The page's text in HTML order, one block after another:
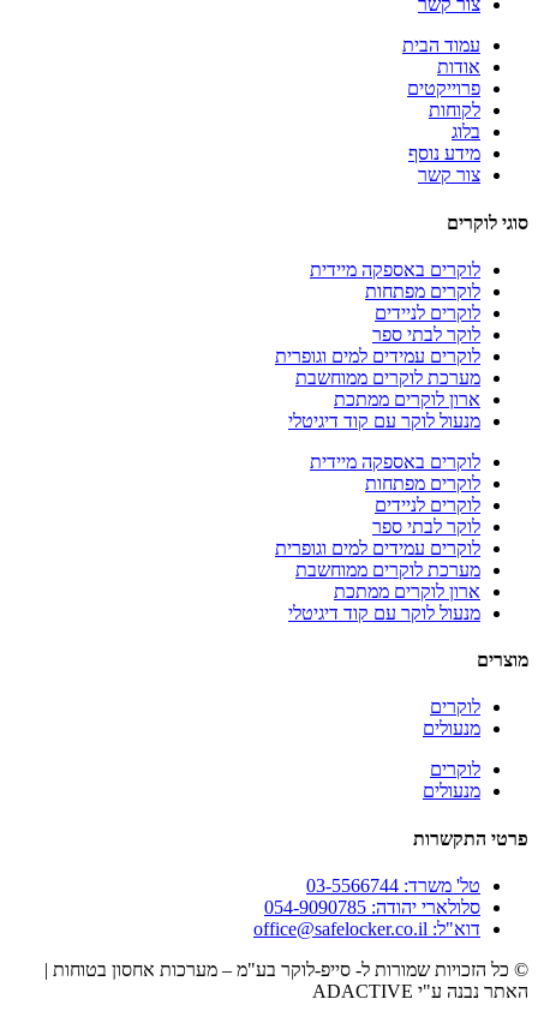
צור קשר
עמוד הבית
אודות
פרוייקטים
לקוחות
בלוג
מידע נוסף
צור קשר
סוגי לוקרים
לוקרים באספקה מיידית
לוקרים מפתחות
לוקרים לניידים
לוקר לבתי ספר
לוקרים עמידים למים וגופרית
מערכת לוקרים ממוחשבת
ארון לוקרים ממתכת
מנעול לוקר עם קוד דיגיטלי
לוקרים באספקה מיידית
לוקרים מפתחות
לוקרים לניידים
לוקר לבתי ספר
לוקרים עמידים למים וגופרית
מערכת לוקרים ממוחשבת
ארון לוקרים ממתכת
מנעול לוקר עם קוד דיגיטלי
מוצרים
לוקרים
מנעולים
לוקרים
מנעולים
פרטי התקשרות
טל' משרד: 03-5566744
סלולארי יהודה: 054-9090785
דוא"ל: office@safelocker.co.il
© כל הזכויות שמורות ל- סייפ-לוקר בע"מ – מערכות אחסון בטוחות |
האתר נבנה ע"י ADACTIVE